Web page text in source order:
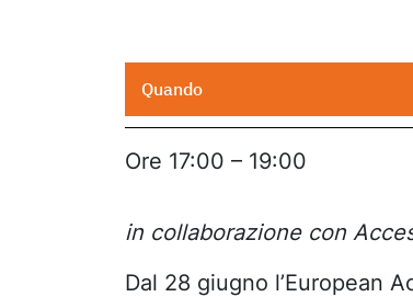
Quando
Ore 17:00 – 19:00
in collaborazione con
Dal 28 giugno l’European